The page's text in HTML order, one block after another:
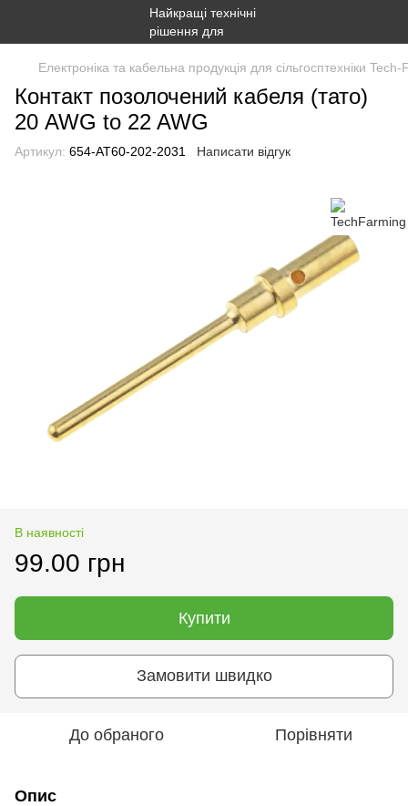
Електроніка та кабельна продукція для сільгосптехніки
Контакт позолочений кабеля (тато)
20 AWG to 22 AWG
Артикул: 654-AT60-202-2031 Написати відгук
В наявності
99.00 грн
Купити
Замовити швидко
До обраного Порівняти
Опис